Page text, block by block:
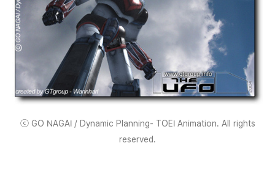
ⓒ GO NAGAI / Dynamic Planning- TOEI Animation. All rights
reserved.